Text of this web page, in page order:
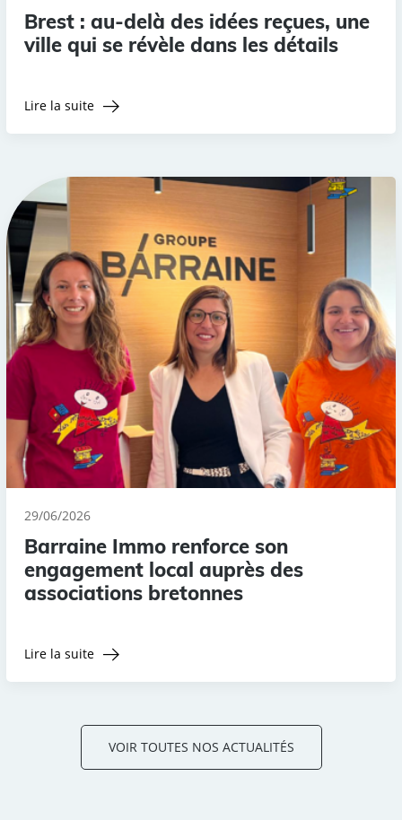
Brest : au-delà des idées reçues, une
ville qui se révèle dans les détails
Lire la suite
29/06/2026
Barraine Immo renforce son
engagement local auprès des
associations bretonnes
Lire la suite
VOIR TOUTES NOS ACTUALITÉS